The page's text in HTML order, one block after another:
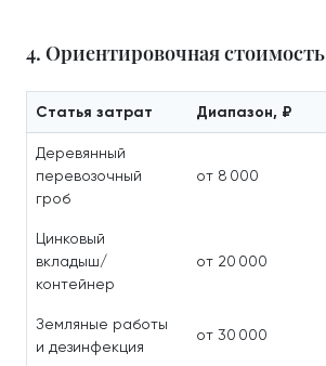
4. Ориентировочная стоимость
Статья затрат Диапазон, ₽
Деревянный
перевозочный
гроб
от 8 000
Цинковый
вкладыш/
контейнер
от 20 000
Земляные работы
и дезинфекция
от 30 000